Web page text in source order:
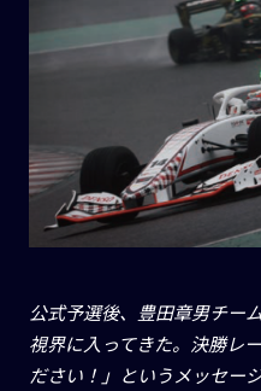
公式予選後、豊田章男チー
視界に入ってきた。決勝レ
ださい！」というメッセー